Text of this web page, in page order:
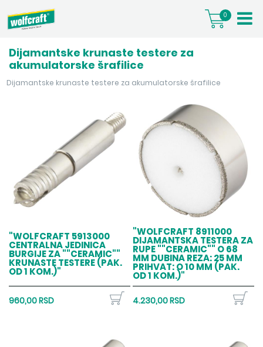
0
Dijamantske krunaste testere za
akumulatorske šrafilice
Dijamantske krunaste testere za akumulatorske šrafilice
"WOLFCRAFT 5913000
CENTRALNA JEDINICA
BURGIJE ZA ""CERAMIC""
KRUNASTE TESTERE (PAK.
OD 1 KOM.)"
960,00 RSD
"WOLFCRAFT 8911000
DIJAMANTSKA TESTERA ZA
RUPE ""CERAMIC"" O 68
MM DUBINA REZA: 25 MM
PRIHVAT: O 10 MM (PAK.
OD 1 KOM.)"
4.230,00 RSD